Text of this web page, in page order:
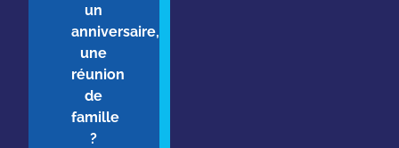
un
anniversaire,
une
réunion
de
famille
?